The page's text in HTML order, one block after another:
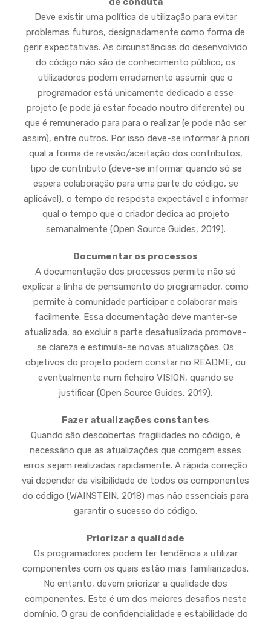
Deve existir uma política de utilização para evitar
problemas futuros, designadamente como forma de
gerir expectativas. As circunstâncias do desenvolvido
do código não são de conhecimento público, os
utilizadores podem erradamente assumir que o
programador está unicamente dedicado a esse
projeto (e pode já estar focado noutro diferente) ou
que é remunerado para para o realizar (e pode não ser
assim), entre outros. Por isso deve-se informar à priori
qual a forma de revisão/aceitação dos contributos,
tipo de contributo (deve-se informar quando só se
espera colaboração para uma parte do código, se
aplicável), o tempo de resposta expectável e informar
qual o tempo que o criador dedica ao projeto
semanalmente (Open Source Guides, 2019).
Documentar os processos
A documentação dos processos permite não só
explicar a linha de pensamento do programador, como
permite à comunidade participar e colaborar mais
facilmente. Essa documentação deve manter-se
atualizada, ao excluir a parte desatualizada promove-
se clareza e estimula-se novas atualizações. Os
objetivos do projeto podem constar no README, ou
eventualmente num ficheiro VISION, quando se
justificar (Open Source Guides, 2019).
Fazer atualizações constantes
Quando são descobertas fragilidades no código, é
necessário que as atualizações que corrigem esses
erros sejam realizadas rapidamente. A rápida correção
vai depender da visibilidade de todos os componentes
do código (WAINSTEIN, 2018) mas não essenciais para
garantir o sucesso do código.
Priorizar a qualidade
Os programadores podem ter tendência a utilizar
componentes com os quais estão mais familiarizados.
No entanto, devem priorizar a qualidade dos
componentes. Este é um dos maiores desafios neste
domínio. O grau de confidencialidade e estabilidade do